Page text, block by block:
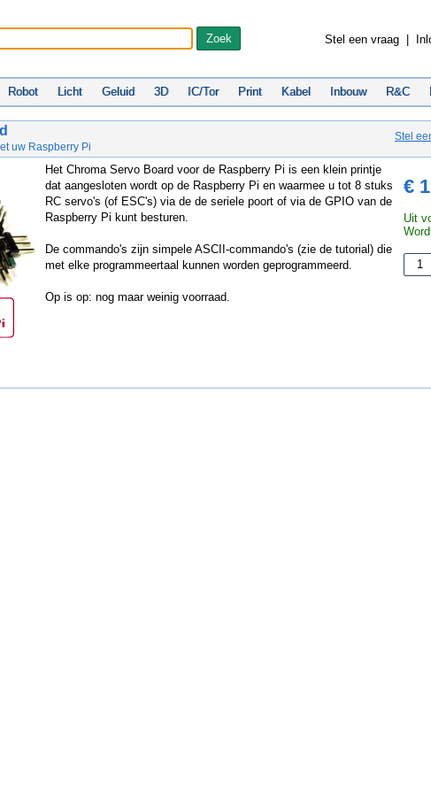
Stel een vraag
Robot Licht Geluid 3D IC/Tor Print Kabel Inbouw R&C
uw Raspberry Pi
Stel
Het Chroma Servo Board voor de Raspberry Pi is een klein printje
dat aangesloten wordt op de Raspberry Pi en waarmee u tot 8 stuks
RC servo's (of ESC's) via de de seriele poort of via de GPIO van de
Raspberry Pi kunt besturen.
De commando's zijn simpele ASCII-commando's (zie de tutorial) die
met elke programmeertaal kunnen worden geprogrammeerd.
Op is op: nog maar weinig voorraad.
€
Uit